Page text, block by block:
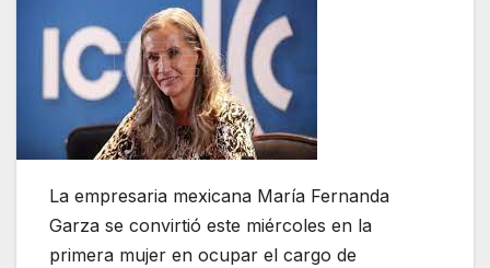
La empresaria mexicana María Fernanda
Garza se convirtió este miércoles en la
primera mujer en ocupar el cargo de